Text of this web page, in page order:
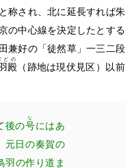
称され、北に延長すれば朱
の中心線を決定したとする
兼好の「徒然草」一三二段
殿
どの
（跡地は現伏見区）
以前
後の号
な
にはあ
元日の奏賀の
羽の作り道ま